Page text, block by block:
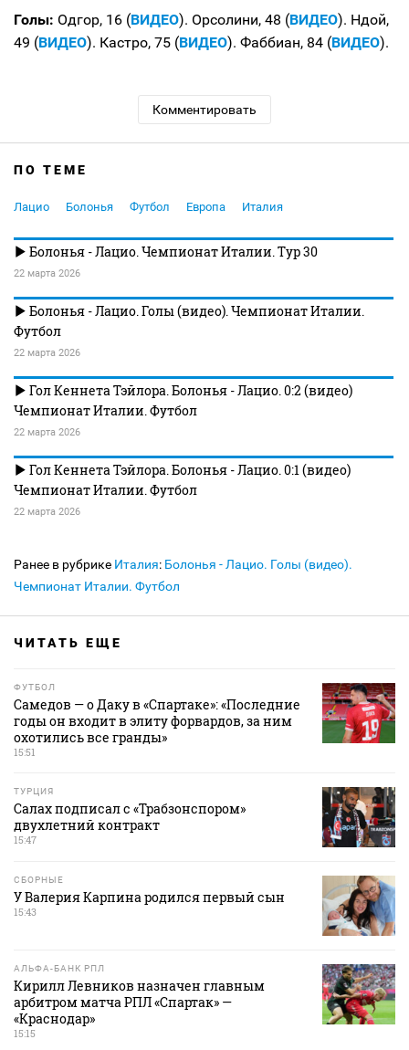
Голы: Одгор, 16 (ВИДЕО). Орсолини, 48 (ВИДЕО). Ндой,
49 (ВИДЕО). Кастро, 75 (ВИДЕО). Фаббиан, 84 (ВИДЕО).
Комментировать
ПО ТЕМЕ
Лацио Болонья Футбол Европа Италия
Болонья - Лацио. Чемпионат Италии. Тур 30
22 марта 2026
Болонья - Лацио. Голы (видео). Чемпионат Италии.
Футбол
22 марта 2026
Гол Кеннета Тэйлора. Болонья - Лацио. 0:2 (видео)
Чемпионат Италии. Футбол
22 марта 2026
Гол Кеннета Тэйлора. Болонья - Лацио. 0:1 (видео)
Чемпионат Италии. Футбол
22 марта 2026
Ранее в рубрике Италия: Болонья - Лацио. Голы (видео).
Чемпионат Италии. Футбол
ЧИТАТЬ ЕЩЕ
ФУТБОЛ
Самедов — о Даку в «Спартаке»: «Последние
годы он входит в элиту форвардов, за ним
охотились все гранды»
15:51
ТУРЦИЯ
Салах подписал с «Трабзонспором»
двухлетний контракт
15:47
СБОРНЫЕ
У Валерия Карпина родился первый сын
15:43
АЛЬФА-БАНК РПЛ
Кирилл Левников назначен главным
арбитром матча РПЛ «Спартак» —
«Краснодар»
15:15